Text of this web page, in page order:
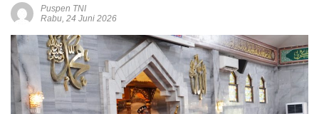
Puspen TNI
Rabu, 24 Juni 2026